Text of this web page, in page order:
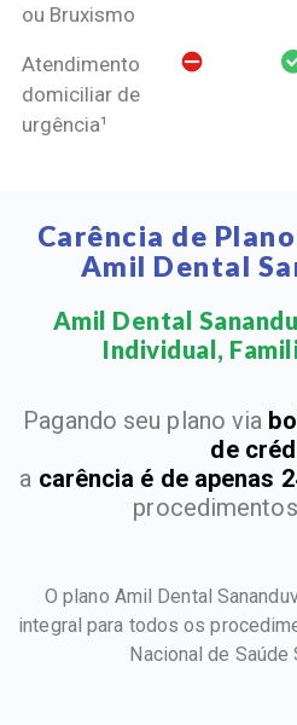
ou Bruxismo
Atendimento
domiciliar de
urgência¹
Carência de
Amil Dental
Amil Dental
Individual,
Pagando seu plano via
de
a carência é de apenas
O plano Amil Dental
integral para todos os
Nacional de Saúde